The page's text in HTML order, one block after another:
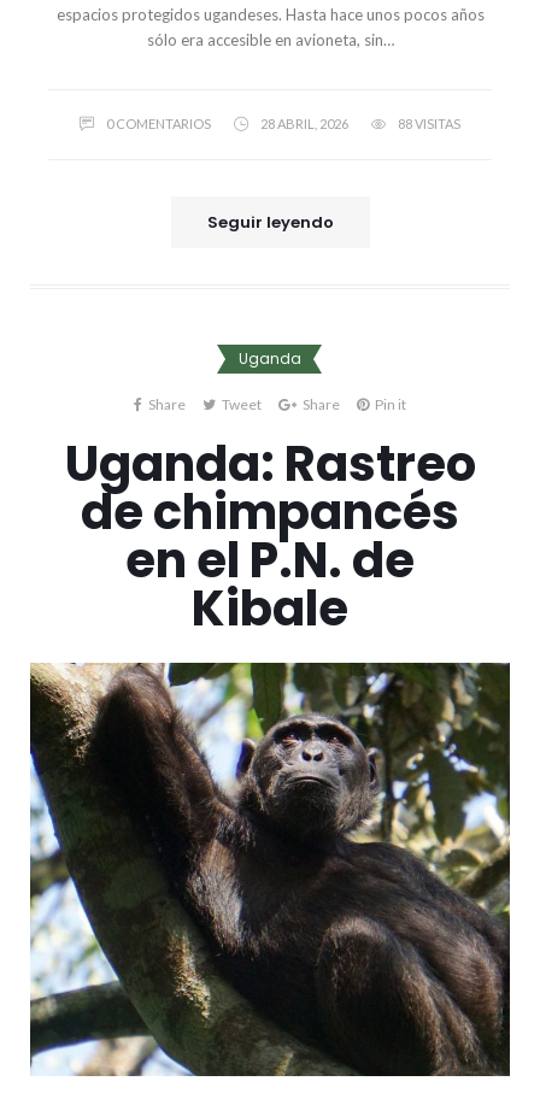
espacios protegidos ugandeses. Hasta hace unos pocos años
sólo era accesible en avioneta, sin…
0 COMENTARIOS 28 ABRIL, 2026 88 VISITAS
Seguir leyendo
Uganda
Share Tweet Share Pin it
Uganda: Rastreo
de chimpancés
en el P.N. de
Kibale